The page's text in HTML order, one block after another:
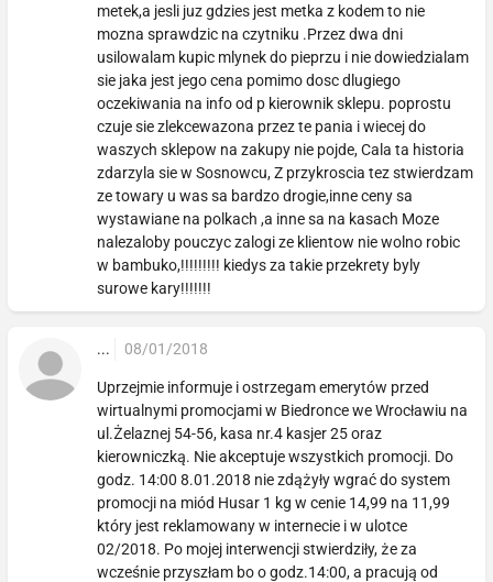
metek,a jesli juz gdzies jest metka z kodem to nie
mozna sprawdzic na czytniku .Przez dwa dni
usilowalam kupic mlynek do pieprzu i nie dowiedzialam
sie jaka jest jego cena pomimo dosc dlugiego
oczekiwania na info od p kierownik sklepu. poprostu
czuje sie zlekcewazona przez te pania i wiecej do
waszych sklepow na zakupy nie pojde, Cala ta historia
zdarzyla sie w Sosnowcu, Z przykroscia tez stwierdzam
ze towary u was sa bardzo drogie,inne ceny sa
wystawiane na polkach ,a inne sa na kasach Moze
nalezaloby pouczyc zalogi ze klientow nie wolno robic
w bambuko,!!!!!!!!! kiedys za takie przekrety byly
surowe kary!!!!!!!
... 08/01/2018
Uprzejmie informuje i ostrzegam emerytów przed
wirtualnymi promocjami w Biedronce we Wrocławiu na
ul.Żelaznej 54-56, kasa nr.4 kasjer 25 oraz
kierowniczką. Nie akceptuje wszystkich promocji. Do
godz. 14:00 8.01.2018 nie zdążyły wgrać do system
promocji na miód Husar 1 kg w cenie 14,99 na 11,99
który jest reklamowany w internecie i w ulotce
02/2018. Po mojej interwencji stwierdziły, że za
wcześnie przyszłam bo o godz.14:00, a pracują od